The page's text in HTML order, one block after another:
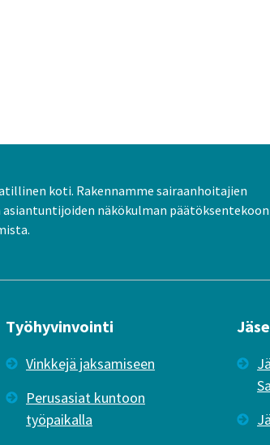
koti. Rakennamme sairaanhoitajien
näkökulman päätöksentekoon
Työhyvinvointi
Vinkkejä jaksamiseen
Perusasiat kuntoon
työpaikalla